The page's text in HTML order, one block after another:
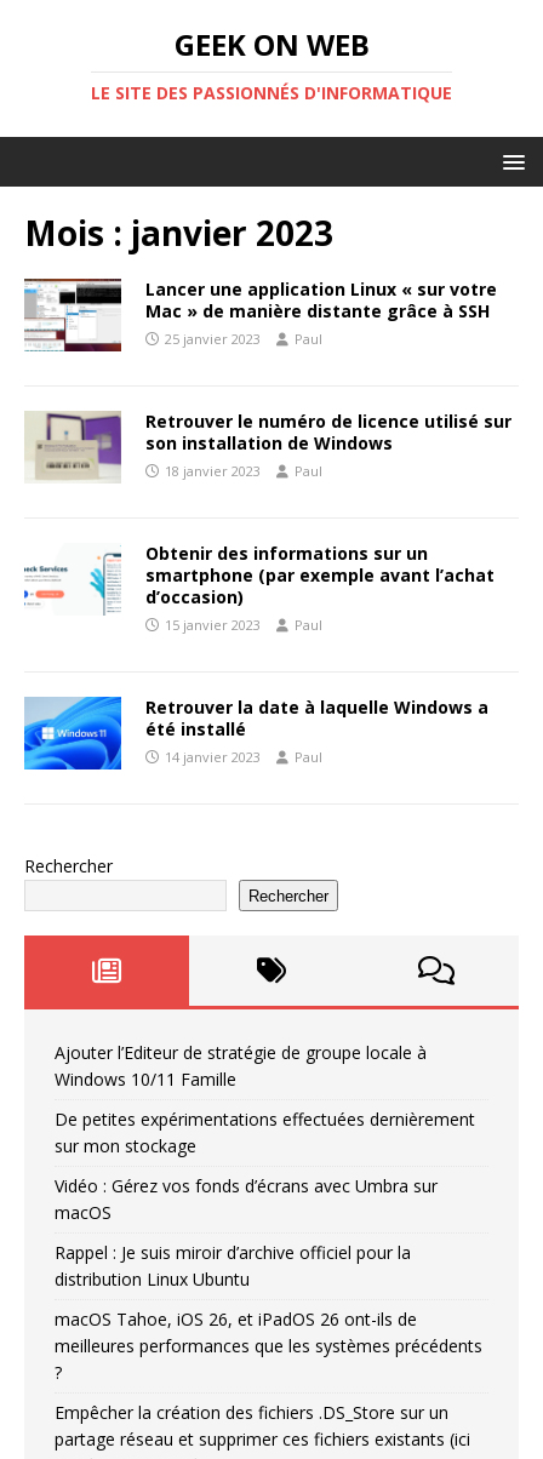
GEEK ON WEB
LE SITE DES PASSIONNÉS D'INFORMATIQUE
Mois : janvier 2023
Lancer une application Linux « sur votre
Mac » de manière distante grâce à SSH
25 janvier 2023 Paul
Retrouver le numéro de licence utilisé sur
son installation de Windows
18 janvier 2023 Paul
Obtenir des informations sur un
smartphone (par exemple avant l’achat
d’occasion)
15 janvier 2023 Paul
Retrouver la date à laquelle Windows a
été installé
14 janvier 2023 Paul
Rechercher
Rechercher
Ajouter l’Editeur de stratégie de groupe locale à
Windows 10/11 Famille
De petites expérimentations effectuées dernièrement
sur mon stockage
Vidéo : Gérez vos fonds d’écrans avec Umbra sur
macOS
Rappel : Je suis miroir d’archive officiel pour la
distribution Linux Ubuntu
macOS Tahoe, iOS 26, et iPadOS 26 ont-ils de
meilleures performances que les systèmes précédents
?
Empêcher la création des fichiers .DS_Store sur un
partage réseau et supprimer ces fichiers existants (ici